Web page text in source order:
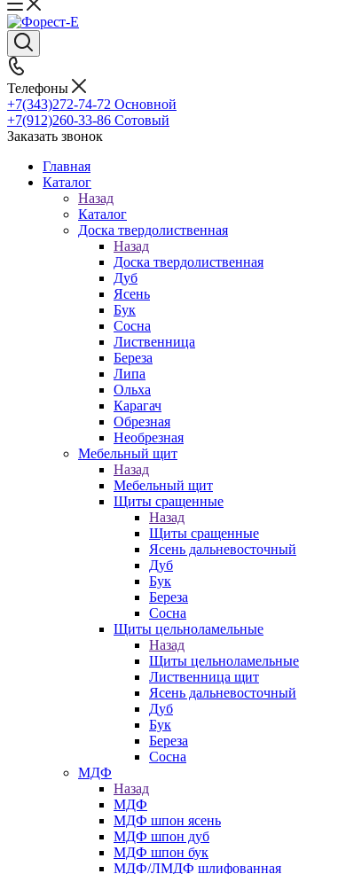
Телефоны
+7(343)272-74-72 Основной
+7(912)260-33-86 Сотовый
Заказать звонок
Главная
Каталог
Назад
Каталог
Доска твердолиственная
Назад
Доска твердолиственная
Дуб
Ясень
Бук
Сосна
Лиственница
Береза
Липа
Ольха
Карагач
Обрезная
Необрезная
Мебельный щит
Назад
Мебельный щит
Щиты сращенные
Назад
Щиты сращенные
Ясень дальневосточный
Дуб
Бук
Береза
Сосна
Щиты цельноламельные
Назад
Щиты цельноламельные
Лиственница щит
Ясень дальневосточный
Дуб
Бук
Береза
Сосна
МДФ
Назад
МДФ
МДФ шпон ясень
МДФ шпон дуб
МДФ шпон бук
МДФ/ЛМДФ шлифованная